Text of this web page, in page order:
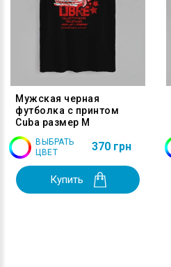
Мужская черная
футболка с принтом
Cuba размер M
ВЫБРАТЬ
ЦВЕТ
370 грн
Купить